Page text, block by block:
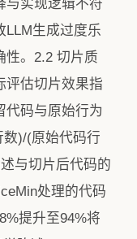
与实现逻辑不符
LLM生成过度乐
性。2.2 切片质
评估切片效果指
代码与原始行为
)/(原始代码行
与切片后代码的
处理的代码
提升至94%将